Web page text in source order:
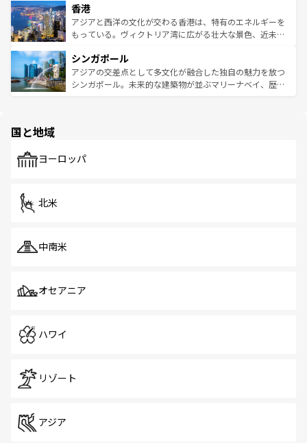
とつ。フォーやバインミー、ベトナムコーヒーなどは、ぜ
ひ現地で味わいたい。どの地域を訪れてもあたたかい人々
が旅行者を迎えてくれるので、きっと忘れられない旅にな
参照してほしい。
の活気が交差している。北部ではチェンマイなどの山岳地
帯で自然と触れ合い、南部ではプーケットやクラビの美し
いビーチでリゾート気分を楽しむことができる。タイ料理
激する。気候は一年中温暖で、どの季節にも異なる楽しみ
が待っている。親しみやすいタイの人々、仏教を中心とし
た文化、そして多様な観光資源が、訪れる旅人を魅了し続
香港
アジアと西洋の文化が交わる香港は、特有のエネルギーを
もっている。ヴィクトリア湾に広がる壮大な景色、近未来
み、どこを訪れても感動するはず。観光スポットが密集し
ており、効率よく見どころを回れるのも魅力。息をのむよ
うな絶景から文化的な体験まで、香港を存分に楽しみ尽く
シンガポール
アジアの交差点として多文化が融合した独自の魅力を放つ
シンガポール。未来的な建築物が並ぶマリーナベイ、歴史
で、ホーカーズは地元の風情を楽しめる外せないスポット
国と地域
ヨーロッパ
北米
中南米
オセアニア
ハワイ
リゾート
アジア